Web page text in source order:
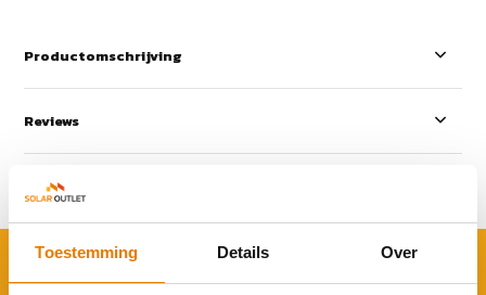
Toestemming Details Over
Productomschrijving
Reviews
Delen